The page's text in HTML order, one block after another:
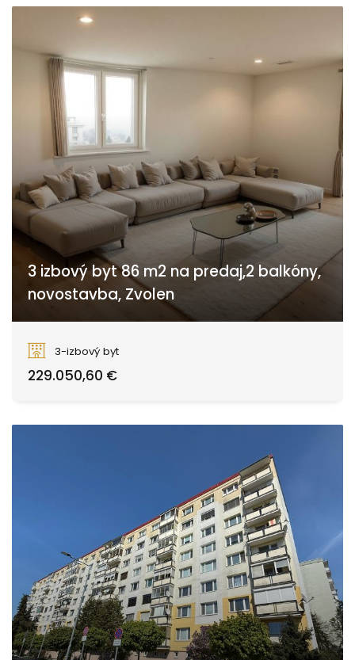
3 izbový byt 86 m2 na predaj,2 balkóny,
novostavba, Zvolen
3-izbový byt
229.050,60 €